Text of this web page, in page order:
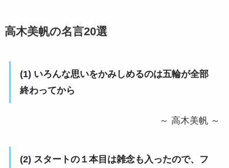
高木美帆の名言20選
(1) いろんな思いをかみしめるのは五輪が全部
終わってから
～ 高木美帆 ～
(2) スタートの１本目は雑念も入ったので、フ